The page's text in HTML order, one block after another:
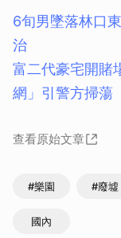
6旬男墜落林口
治
富二代豪宅開
網」引警方掃蕩
查看原始文章
#樂園 #廢墟
國內